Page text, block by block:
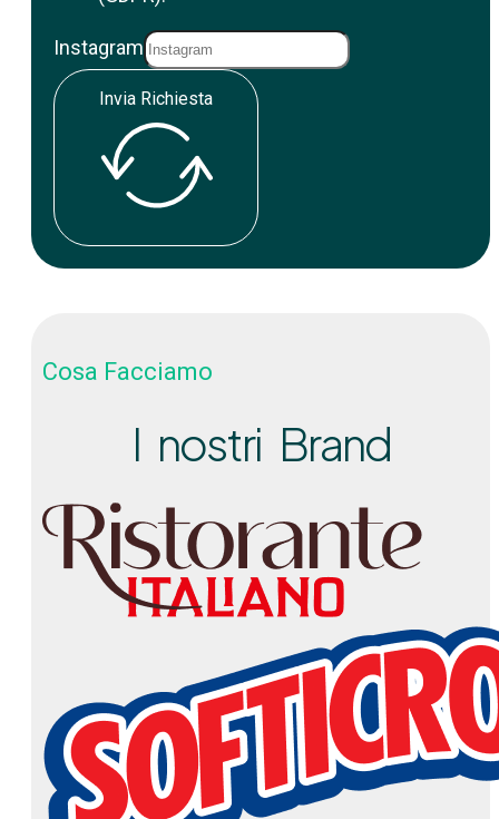
Instagram
Invia Richiesta
Cosa Facciamo
I nostri Brand